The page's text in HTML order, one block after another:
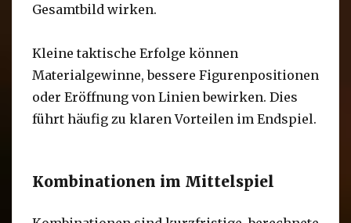
Gesamtbild wirken.
Kleine taktische Erfolge können
Materialgewinne, bessere Figurenpositionen
oder Eröffnung von Linien bewirken. Dies
führt häufig zu klaren Vorteilen im Endspiel.
Kombinationen im Mittelspiel